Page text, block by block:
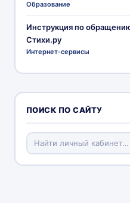
Образование
Инструкция по
Стихи.ру
Интернет-сервисы
ПОИСК ПО САЙТУ